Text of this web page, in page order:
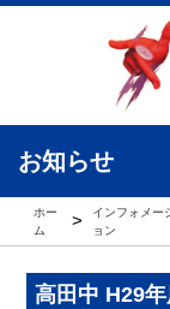
お知らせ
ホー
ム
>
インフォメー
ョン
高田中 H29